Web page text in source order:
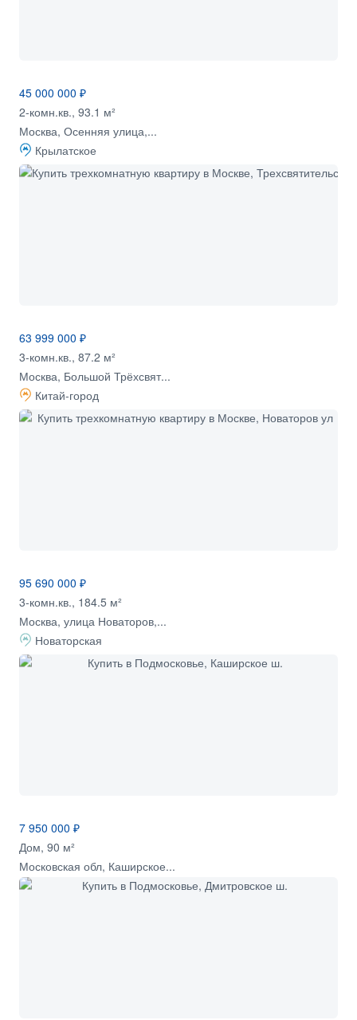
45 000 000 ₽
2-комн.кв., 93.1 м²
Москва, Осенняя улица,...
Крылатское
63 999 000 ₽
3-комн.кв., 87.2 м²
Москва, Большой Трёхсвят...
Китай-город
95 690 000 ₽
3-комн.кв., 184.5 м²
Москва, улица Новаторов,...
Новаторская
7 950 000 ₽
Дом, 90 м²
Московская обл, Каширское...